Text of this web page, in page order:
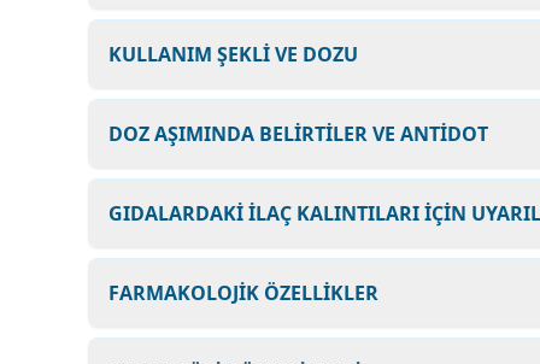
KULLANIM ŞEKLİ VE DOZU
DOZ AŞIMINDA BELİRTİLER VE ANTİDOT
GIDALARDAKİ İLAÇ KALINTILARI İÇİN
FARMAKOLOJİK ÖZELLİKLER